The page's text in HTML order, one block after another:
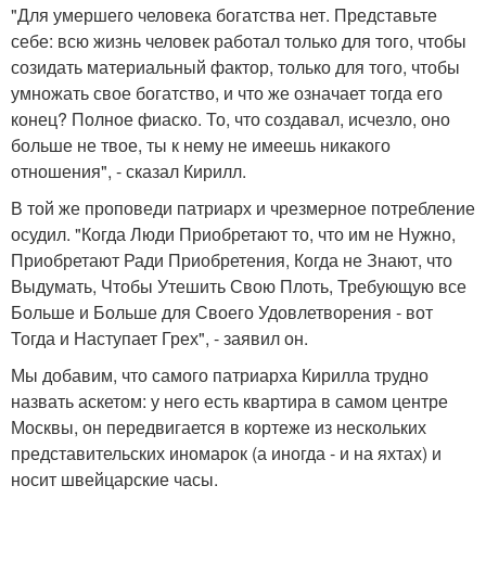
"Для умершего человека богатства нет. Представьте
себе: всю жизнь человек работал только для того, чтобы
созидать материальный фактор, только для того, чтобы
умножать свое богатство, и что же означает тогда его
конец? Полное фиаско. То, что создавал, исчезло, оно
больше не твое, ты к нему не имеешь никакого
отношения", - сказал Кирилл.
В той же проповеди патриарх и чрезмерное потребление
осудил. "Когда Люди Приобретают то, что им не Нужно,
Приобретают Ради Приобретения, Когда не Знают, что
Выдумать, Чтобы Утешить Свою Плоть, Требующую все
Больше и Больше для Своего Удовлетворения - вот
Тогда и Наступает Грех", - заявил он.
Мы добавим, что самого патриарха Кирилла трудно
назвать аскетом: у него есть квартира в самом центре
Москвы, он передвигается в кортеже из нескольких
представительских иномарок (а иногда - и на яхтах) и
носит швейцарские часы.